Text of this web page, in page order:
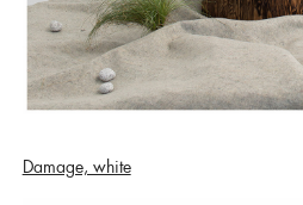
Damage, white